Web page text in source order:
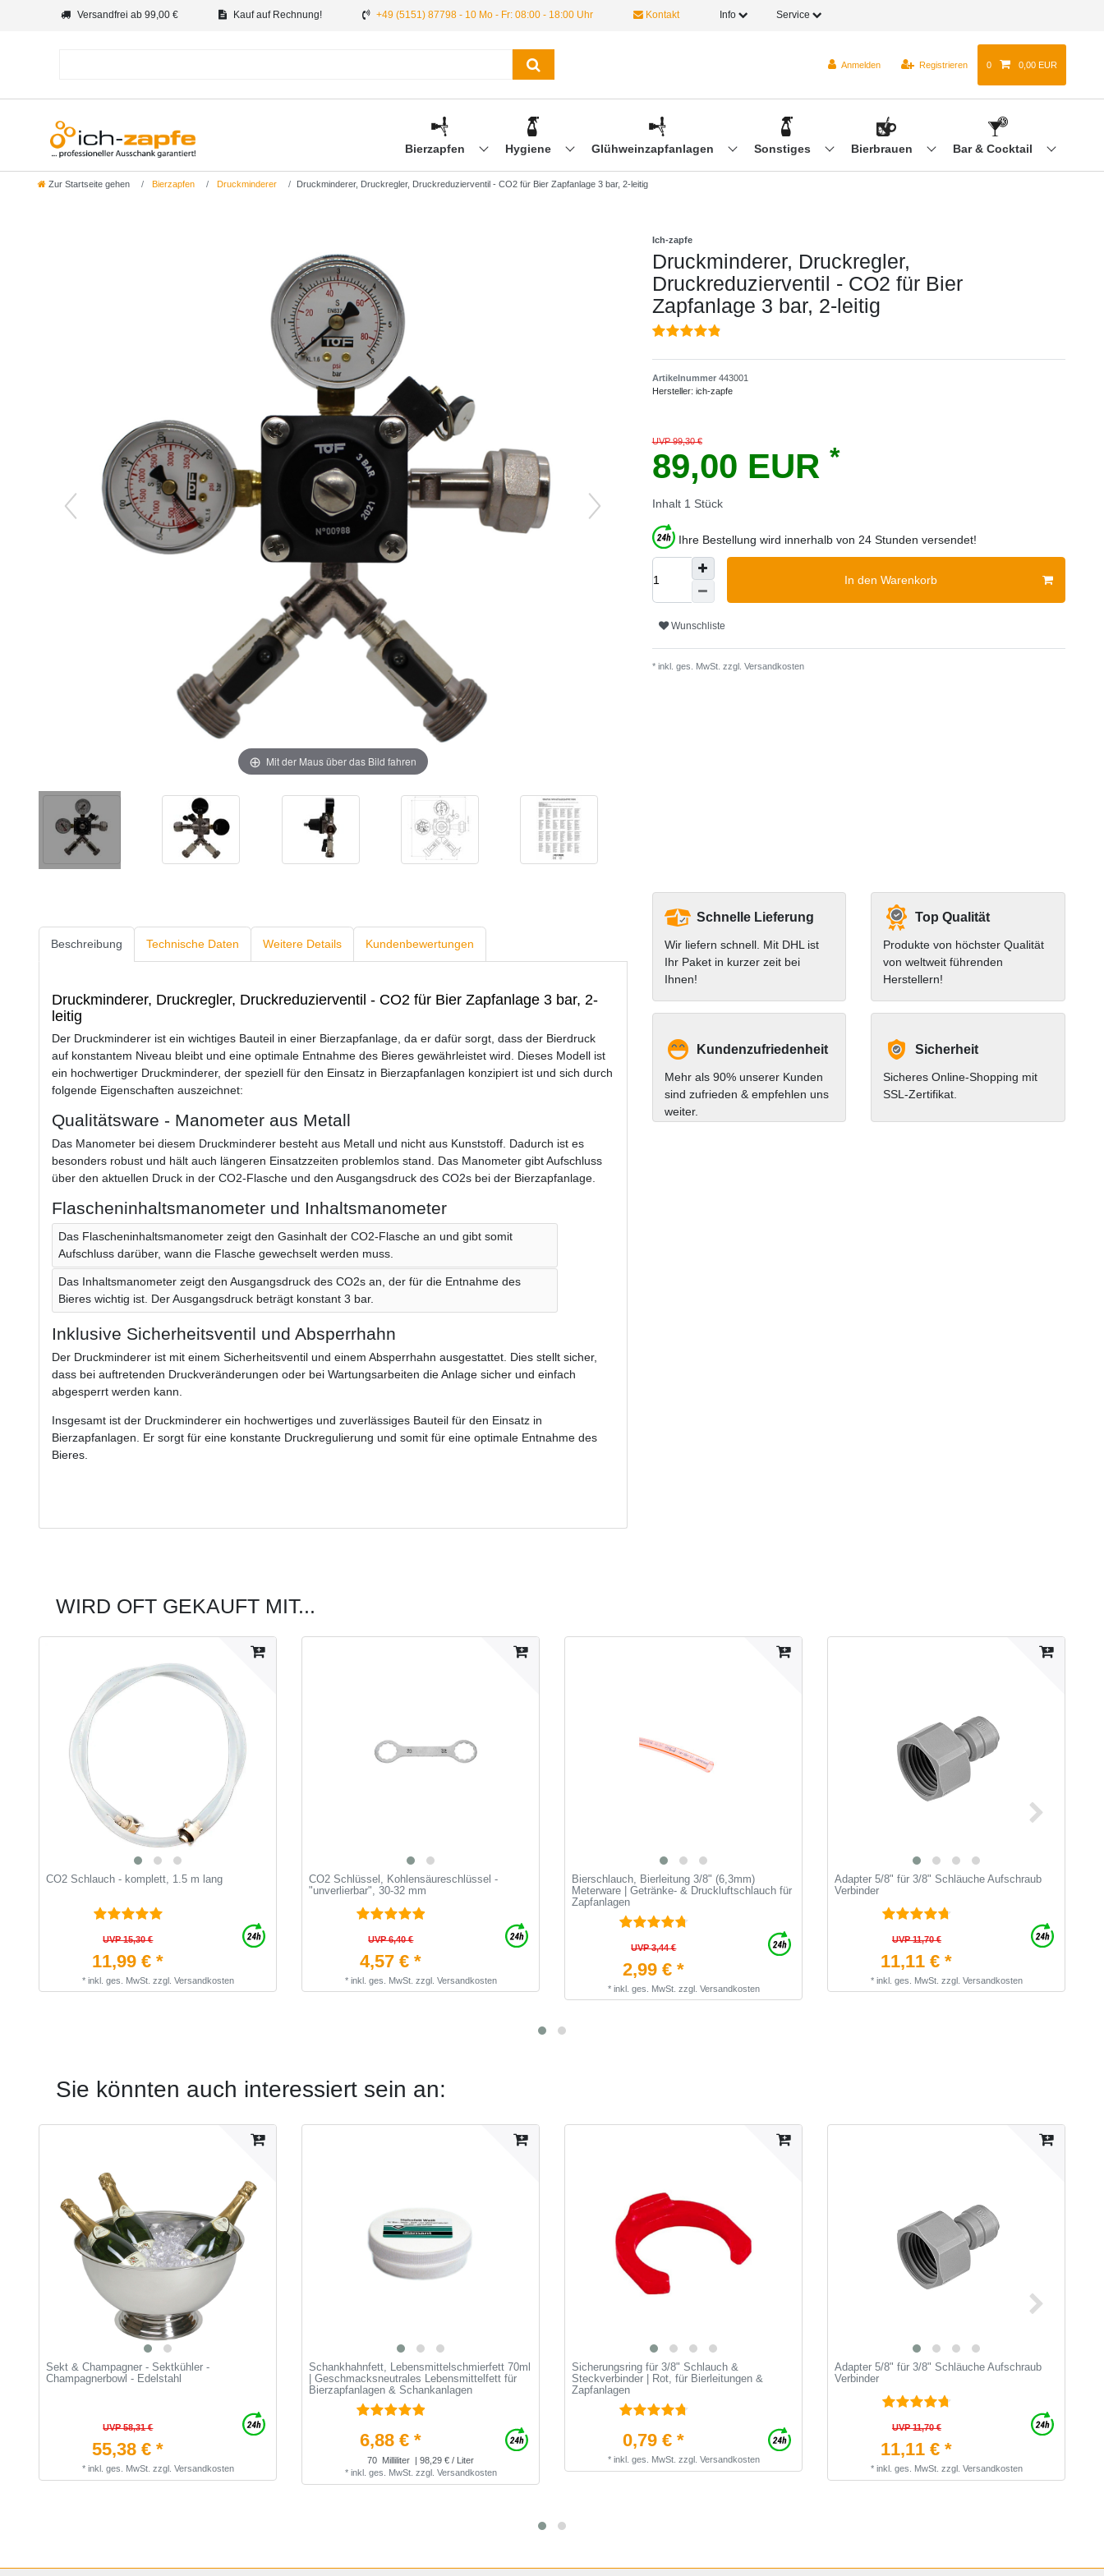
Versandfrei ab 99,00 € Kauf auf Rechnung! +49 (5151) 87798 - 10 Mo - Fr: 08:00 - 18:00 Uhr Kontakt Info Service
Anmelden Registrieren 0 0,00 EUR
Bierzapfen Hygiene Glühweinzapfanlagen Sonstiges Bierbrauen Bar & Cocktail
Zur Startseite gehen Bierzapfen Druckminderer Druckminderer, Druckregler, Druckreduzierventil - CO2 für Bier Zapfanlage 3 bar, 2-leitig
Mit der Maus über das Bild fahren
Ich-zapfe
Druckminderer, Druckregler,
Druckreduzierventil - CO2 für Bier
Zapfanlage 3 bar, 2-leitig
Artikelnummer 443001
Hersteller: ich-zapfe
UVP 99,30 €
89,00 EUR *
Inhalt 1 Stück
Ihre Bestellung wird innerhalb von 24 Stunden versendet!
In den Warenkorb
Wunschliste
* inkl. ges. MwSt. zzgl. Versandkosten
Beschreibung Technische Daten Weitere Details Kundenbewertungen
Druckminderer, Druckregler, Druckreduzierventil - CO2 für Bier Zapfanlage 3 bar, 2-
leitig
Der Druckminderer ist ein wichtiges Bauteil in einer Bierzapfanlage, da er dafür sorgt, dass der Bierdruck
auf konstantem Niveau bleibt und eine optimale Entnahme des Bieres gewährleistet wird. Dieses Modell ist
ein hochwertiger Druckminderer, der speziell für den Einsatz in Bierzapfanlagen konzipiert ist und sich durch
folgende Eigenschaften auszeichnet:
Qualitätsware - Manometer aus Metall
Das Manometer bei diesem Druckminderer besteht aus Metall und nicht aus Kunststoff. Dadurch ist es
besonders robust und hält auch längeren Einsatzzeiten problemlos stand. Das Manometer gibt Aufschluss
über den aktuellen Druck in der CO2-Flasche und den Ausgangsdruck des CO2s bei der Bierzapfanlage.
Flascheninhaltsmanometer und Inhaltsmanometer
Das Flascheninhaltsmanometer zeigt den Gasinhalt der CO2-Flasche an und gibt somit
Aufschluss darüber, wann die Flasche gewechselt werden muss.
Das Inhaltsmanometer zeigt den Ausgangsdruck des CO2s an, der für die Entnahme des
Bieres wichtig ist. Der Ausgangsdruck beträgt konstant 3 bar.
Inklusive Sicherheitsventil und Absperrhahn
Der Druckminderer ist mit einem Sicherheitsventil und einem Absperrhahn ausgestattet. Dies stellt sicher,
dass bei auftretenden Druckveränderungen oder bei Wartungsarbeiten die Anlage sicher und einfach
abgesperrt werden kann.
Insgesamt ist der Druckminderer ein hochwertiges und zuverlässiges Bauteil für den Einsatz in
Bierzapfanlagen. Er sorgt für eine konstante Druckregulierung und somit für eine optimale Entnahme des
Bieres.
Schnelle Lieferung
Wir liefern schnell. Mit DHL ist
Ihr Paket in kurzer zeit bei
Ihnen!
Top Qualität
Produkte von höchster Qualität
von weltweit führenden
Herstellern!
Kundenzufriedenheit
Mehr als 90% unserer Kunden
sind zufrieden & empfehlen uns
weiter.
Sicherheit
Sicheres Online-Shopping mit
SSL-Zertifikat.
WIRD OFT GEKAUFT MIT...
CO2 Schlauch - komplett, 1.5 m lang
UVP 15,30 €
11,99 € *
* inkl. ges. MwSt. zzgl. Versandkosten
CO2 Schlüssel, Kohlensäureschlüssel -
"unverlierbar", 30-32 mm
UVP 6,40 €
4,57 € *
* inkl. ges. MwSt. zzgl. Versandkosten
Bierschlauch, Bierleitung 3/8" (6,3mm)
Meterware | Getränke- & Druckluftschlauch für
Zapfanlagen
UVP 3,44 €
2,99 € *
* inkl. ges. MwSt. zzgl. Versandkosten
Adapter 5/8" für 3/8" Schläuche Aufschraub
Verbinder
UVP 11,70 €
11,11 € *
* inkl. ges. MwSt. zzgl. Versandkosten
Sie könnten auch interessiert sein an:
Sekt & Champagner - Sektkühler -
Champagnerbowl - Edelstahl
UVP 58,31 €
55,38 € *
* inkl. ges. MwSt. zzgl. Versandkosten
Schankhahnfett, Lebensmittelschmierfett 70ml
| Geschmacksneutrales Lebensmittelfett für
Bierzapfanlagen & Schankanlagen
6,88 € *
70 Milliliter
| 98,29 € / Liter
* inkl. ges. MwSt. zzgl. Versandkosten
Sicherungsring für 3/8" Schlauch &
Steckverbinder | Rot, für Bierleitungen &
Zapfanlagen
0,79 € *
* inkl. ges. MwSt. zzgl. Versandkosten
Adapter 5/8" für 3/8" Schläuche Aufschraub
Verbinder
UVP 11,70 €
11,11 € *
* inkl. ges. MwSt. zzgl. Versandkosten